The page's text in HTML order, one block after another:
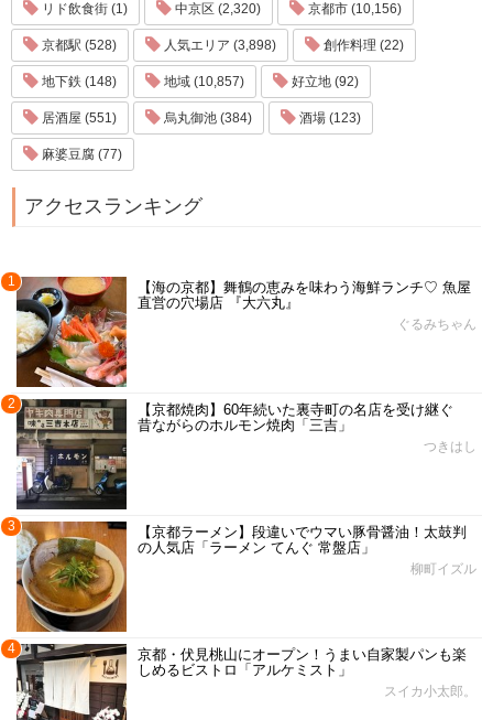
リド飲食街 (1) 中京区 (2,320) 京都市 (10,156)
京都駅 (528) 人気エリア (3,898) 創作料理 (22)
地下鉄 (148) 地域 (10,857) 好立地 (92)
居酒屋 (551) 烏丸御池 (384) 酒場 (123)
麻婆豆腐 (77)
アクセスランキング
1
【海の京都】舞鶴の恵みを味わう海鮮ランチ♡ 魚屋
直営の穴場店 『大六丸』
ぐるみちゃん
2
【京都焼肉】60年続いた裏寺町の名店を受け継ぐ
昔ながらのホルモン焼肉「三吉」
つきはし
3
【京都ラーメン】段違いでウマい豚骨醤油！太鼓判
の人気店「ラーメン てんぐ 常盤店」
柳町イズル
4
京都・伏見桃山にオープン！うまい自家製パンも楽
しめるビストロ「アルケミスト」
スイカ小太郎。